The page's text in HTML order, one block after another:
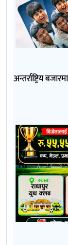
अन्तर्राष्ट्रिय